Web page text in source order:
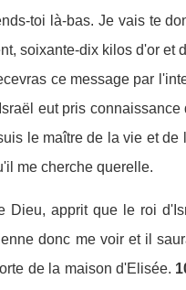
toi là-bas. Je vais te
soixante-dix kilos d'or et
ce message par
eut pris
le maître de la vie et
me cherche querelle.
Dieu, apprit que le roi
donc me voir et il
de la maison d'Elisée.